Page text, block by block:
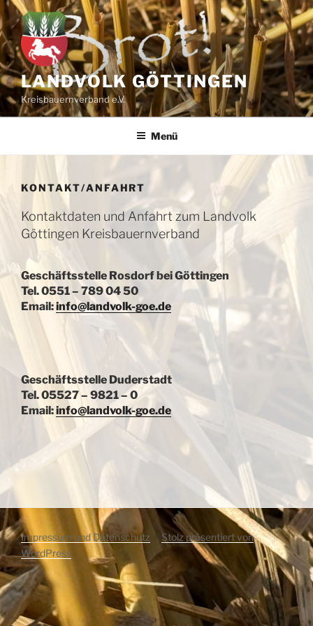
Zum
Inhalt
springen
LANDVOLK GÖTTINGEN
Kreisbauernverband e.V.
Menü
KONTAKT/ANFAHRT
Kontaktdaten und Anfahrt zum Landvolk
Göttingen Kreisbauernverband
Geschäftsstelle Rosdorf bei Göttingen
Tel. 0551 – 789 04 50
Email:info@landvolk-goe.de
Geschäftsstelle Duderstadt
Tel. 05527 – 9821 – 0
Email:info@landvolk-goe.de
Impressum und Datenschutz
Stolz präsentiert von
WordPress